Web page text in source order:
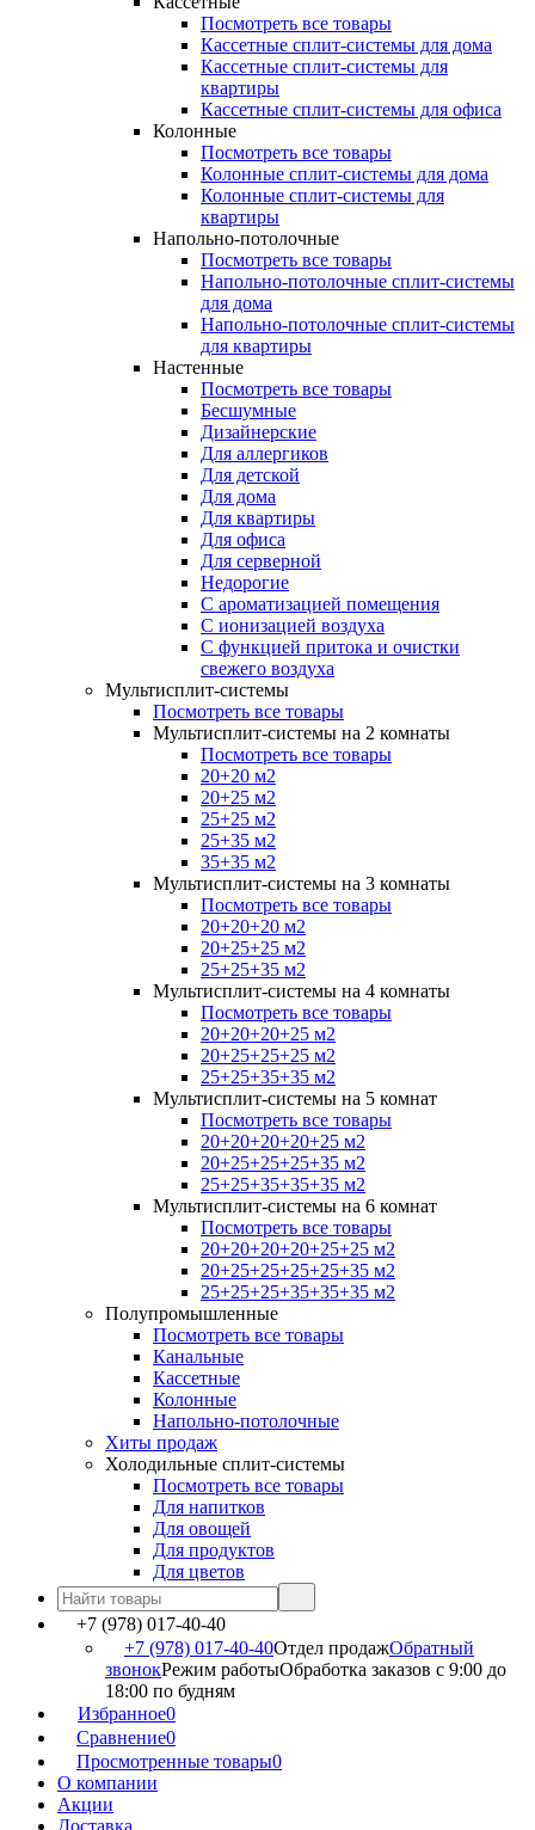
Посмотреть все товары
Кассетные сплит-системы для дома
Кассетные сплит-системы для
квартиры
Кассетные сплит-системы для офиса
Колонные
Посмотреть все товары
Колонные сплит-системы для дома
Колонные сплит-системы для
квартиры
Напольно-потолочные
Посмотреть все товары
Напольно-потолочные сплит-системы
для дома
Напольно-потолочные сплит-системы
для квартиры
Настенные
Посмотреть все товары
Бесшумные
Дизайнерские
Для аллергиков
Для детской
Для дома
Для квартиры
Для офиса
Для серверной
Недорогие
С ароматизацией помещения
С ионизацией воздуха
С функцией притока и очистки
свежего воздуха
Мультисплит-системы
Посмотреть все товары
Мультисплит-системы на 2 комнаты
Посмотреть все товары
20+20 м2
20+25 м2
25+25 м2
25+35 м2
35+35 м2
Мультисплит-системы на 3 комнаты
Посмотреть все товары
20+20+20 м2
20+25+25 м2
25+25+35 м2
Мультисплит-системы на 4 комнаты
Посмотреть все товары
20+20+20+25 м2
20+25+25+25 м2
25+25+35+35 м2
Мультисплит-системы на 5 комнат
Посмотреть все товары
20+20+20+20+25 м2
20+25+25+25+35 м2
25+25+35+35+35 м2
Мультисплит-системы на 6 комнат
Посмотреть все товары
20+20+20+20+25+25 м2
20+25+25+25+25+35 м2
25+25+25+35+35+35 м2
Полупромышленные
Посмотреть все товары
Канальные
Кассетные
Колонные
Напольно-потолочные
Хиты продаж
Холодильные сплит-системы
Посмотреть все товары
Для напитков
Для овощей
Для продуктов
Для цветов
+7 (978) 017-40-40
+7 (978) 017-40-40Отдел продажОбратный
звонокРежим работыОбработка заказов с 9:00 до
18:00 по будням
Избранное0
Сравнение0
Просмотренные товары0
О компании
Акции
Доставка